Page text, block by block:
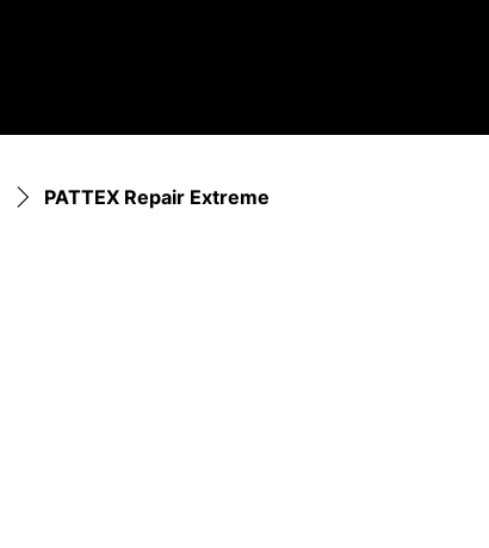
PATTEX Repair Extreme